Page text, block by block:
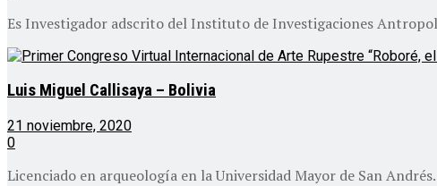
Es Investigador adscrito del Instituto de Investigaciones
Luis Miguel Callisaya – Bolivia
21 noviembre, 2020
0
Licenciado en arqueología en la Universidad Mayor de San